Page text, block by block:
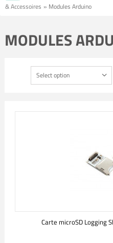
& Accessoires » Modules Arduino
MODULES
Select option
Carte microSD Logging